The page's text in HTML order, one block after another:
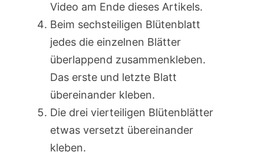
Video am Ende dieses Artikels.
Beim sechsteiligen Blütenblatt
jedes die einzelnen Blätter
überlappend zusammenkleben.
Das erste und letzte Blatt
übereinander kleben.
Die drei vierteiligen Blütenblätter
etwas versetzt übereinander
kleben.